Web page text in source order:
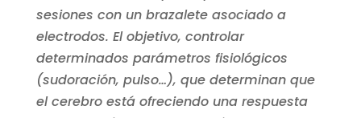
sesiones con un brazalete asociado a
electrodos. El objetivo, controlar
determinados parámetros fisiológicos
(sudoración, pulso…), que determinan que
el cerebro está ofreciendo una respuesta